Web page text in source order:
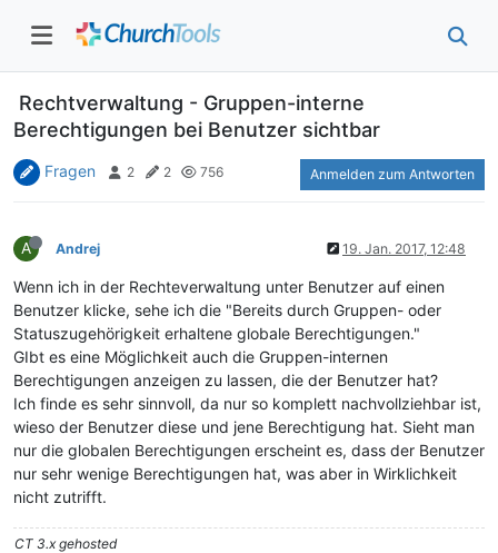
Rechtverwaltung - Gruppen-interne
Berechtigungen bei Benutzer sichtbar
Fragen 2 2 756 Anmelden zum Antworten
A Andrej 19. Jan. 2017, 12:48
Wenn ich in der Rechteverwaltung unter Benutzer auf einen
Benutzer klicke, sehe ich die "Bereits durch Gruppen- oder
Statuszugehörigkeit erhaltene globale Berechtigungen."
GIbt es eine Möglichkeit auch die Gruppen-internen
Berechtigungen anzeigen zu lassen, die der Benutzer hat?
Ich finde es sehr sinnvoll, da nur so komplett nachvollziehbar ist,
wieso der Benutzer diese und jene Berechtigung hat. Sieht man
nur die globalen Berechtigungen erscheint es, dass der Benutzer
nur sehr wenige Berechtigungen hat, was aber in Wirklichkeit
nicht zutrifft.
CT 3.x gehosted